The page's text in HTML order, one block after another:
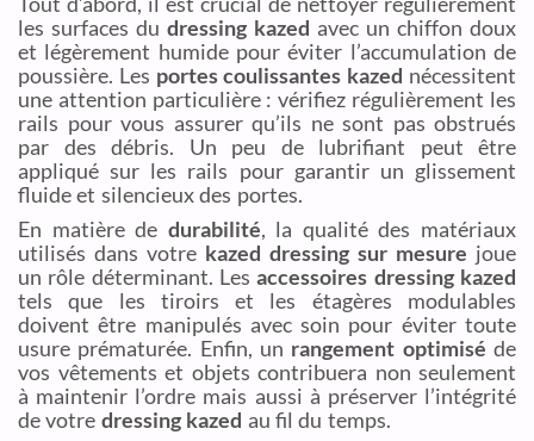
les surfaces du dressing kazed avec un chiffon doux
et légèrement humide pour éviter l’accumulation de
poussière. Les portes coulissantes kazed nécessitent
une attention particulière : vérifiez régulièrement les
rails pour vous assurer qu’ils ne sont pas obstrués
par des débris. Un peu de lubrifiant peut être
appliqué sur les rails pour garantir un glissement
fluide et silencieux des portes.
En matière de durabilité, la qualité des matériaux
utilisés dans votre kazed dressing sur mesure joue
un rôle déterminant. Lesaccessoires dressing kazed
tels que les tiroirs et les étagères modulables
doivent être manipulés avec soin pour éviter toute
usure prématurée. Enfin, un rangement optimisé de
vos vêtements et objets contribuera non seulement
à maintenir l’ordre mais aussi à préserver l’intégrité
de votre dressing kazed au fil du temps.